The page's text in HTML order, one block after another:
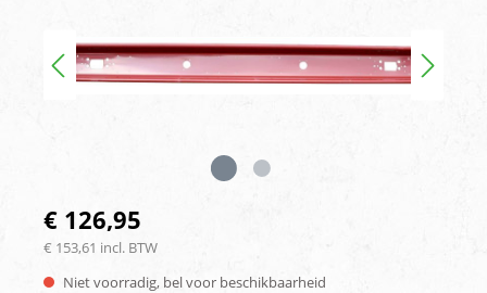
€ 126,95
€ 153,61 incl. BTW
Niet voorradig, bel voor beschikbaarheid